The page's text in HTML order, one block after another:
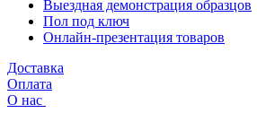
Выездная демонстрация образцов
Пол под ключ
Онлайн-презентация товаров
Доставка
Оплата
О нас